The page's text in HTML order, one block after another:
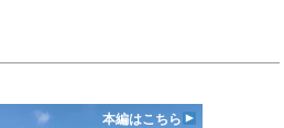
本編はこちら